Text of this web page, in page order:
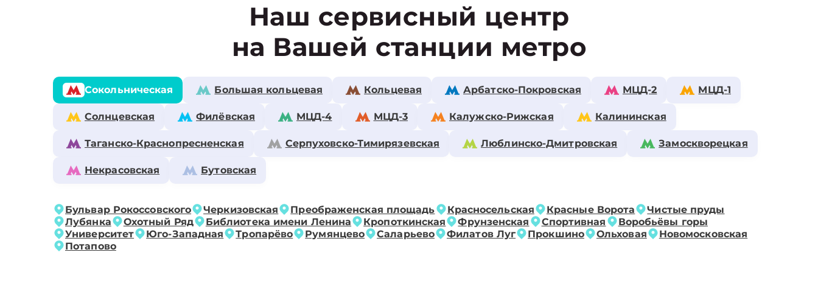
Наш сервисный центр
на Вашей станции метро
Сокольническая Большая кольцевая Кольцевая Арбатско-Покровская МЦД-2 МЦД-1
Солнцевская Филёвская МЦД-4 МЦД-3 Калужско-Рижская Калининская
Таганско-Краснопресненская Серпуховско-Тимирязевская Люблинско-Дмитровская Замоскворецкая
Некрасовская Бутовская
Бульвар Рокоссовского Черкизовская Преображенская площадь Красносельская Красные Ворота
Чистые пруды
Лубянка
Охотный Ряд Библиотека имени Ленина Кропоткинская Фрунзенская Спортивная
Воробьёвы горы
Университет
Юго-Западная Тропарёво Румянцево Саларьево Филатов Луг Прокшино Ольховая
Новомосковская
Потапово